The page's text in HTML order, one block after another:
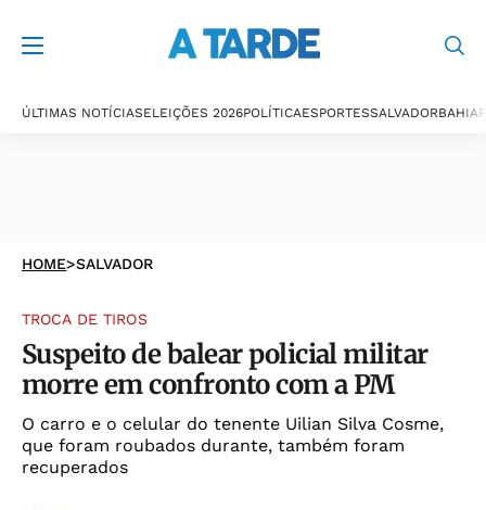
ÚLTIMAS NOTÍCIASELEIÇÕES 2026POLÍTICAESPORTESSALVADORBAHIA
HOME>SALVADOR
TROCA DE TIROS
Suspeito de balear policial militar
morre em confronto com a PM
O carro e o celular do tenente Uilian Silva Cosme,
que foram roubados durante, também foram
recuperados